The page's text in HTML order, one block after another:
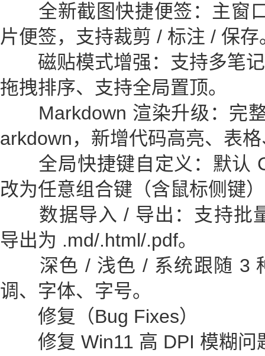
全新截图快捷便签：主窗
片便签，支持裁剪 / 标注 / 保存
磁贴模式增强：支持多笔记
拖拽排序、支持全局置顶。
Markdown 渲染升级：完整
arkdown，新增代码高亮、表
全局快捷键自定义：默认
改为任意组合键（含鼠标侧键
数据导入 / 导出：支持批
导出为 .md/.html/.pdf。
深色 / 浅色 / 系统跟随 3
调、字体、字号。
修复（Bug Fixes）
修复 Win11 高 DPI 模糊问